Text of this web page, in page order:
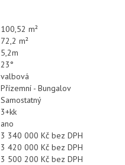
100,52 m²
72,2 m²
5,2m
23°
valbová
Přízemní - Bungalov
Samostatný
3+kk
ano
3 340 000 Kč bez DPH
3 420 000 Kč bez DPH
3 500 200 Kč bez DPH